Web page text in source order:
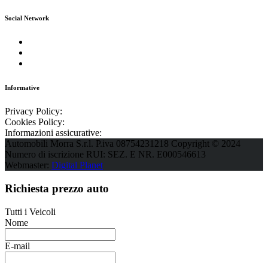
Social Network
Informative
Privacy Policy:
Cookies Policy:
Informazioni assicurative:
Automobili Morra S.r.l. P.iva 08754231218 Copyright © 2024
Numero di iscrizione RUI: SEZ. E NR. E000546613
Webmaster: Digital Planet
Richiesta prezzo auto
Tutti i Veicoli
Nome
E-mail